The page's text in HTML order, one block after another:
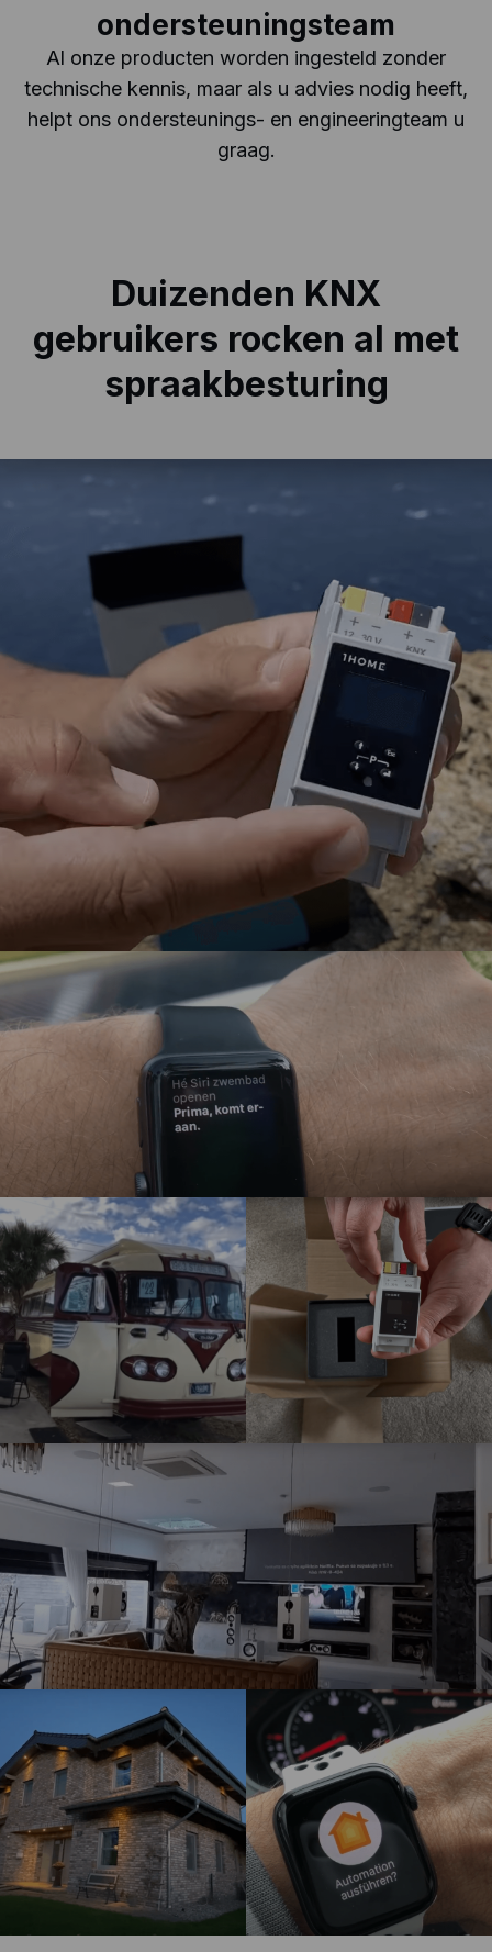
ondersteuningsteam
Al onze producten worden ingesteld zonder
technische kennis, maar als u advies nodig heeft,
helpt ons ondersteunings- en engineeringteam u
graag.
Duizenden KNX
gebruikers rocken al met
spraakbesturing